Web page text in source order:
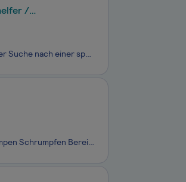
/
Werde Teil der Klenk-Familie – Deine Chance in der Großwäscherei! Du bist auf der Suche nach einer spannenden, abwechslungsreichen Herausforderung in einem familiären Umfeld? Dann bist Du bei uns genau richtig! Die Klenk GmbH Großwäscherei ist ein mittelständisches Familienunternehmen mit über 150
Bearbeiten der Kabel nach Zeichnung Abmanteln von Kabeln Abisolieren und Crimpen Schrumpfen Bereitgestellte elektrische Betriebsmittel auswählen und nach Fertigungsunterlagen montieren